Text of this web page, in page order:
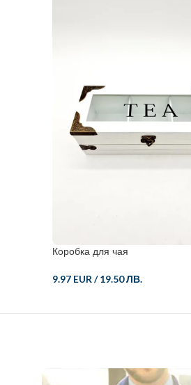
Коробка для чая
9.97 EUR/19.50 ЛВ.